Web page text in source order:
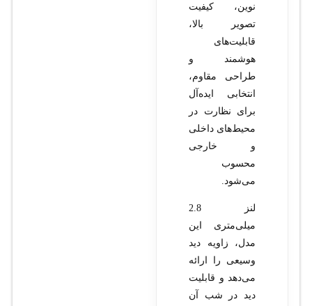
نوین، کیفیت
تصویر بالا،
قابلیت‌های
هوشمند و
طراحی مقاوم،
انتخابی ایده‌آل
برای نظارت در
محیط‌های داخلی
و خارجی
محسوب
می‌شود.
لنز 2.8
میلی‌متری این
مدل، زاویه دید
وسیعی را ارائه
می‌دهد و قابلیت
دید در شب آن